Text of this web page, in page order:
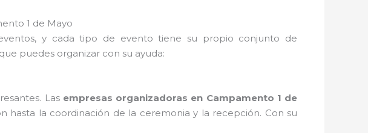
1 de Mayo
y cada tipo de evento tiene su propio conjunto de
puedes organizar con su ayuda:
Las empresas organizadoras en Campamento 1 de
hasta la coordinación de la ceremonia y la recepción. Con su